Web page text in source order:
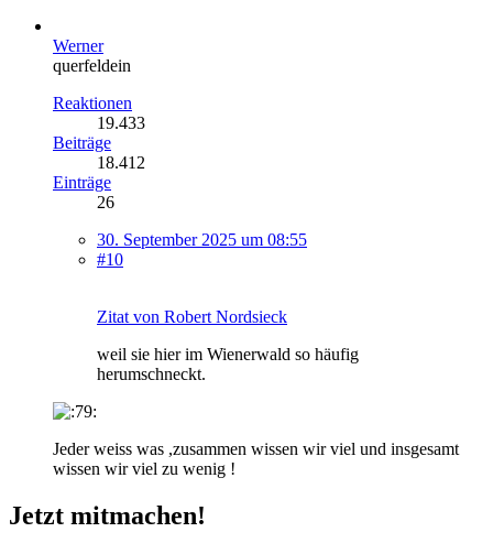
Werner
querfeldein
Reaktionen
19.433
Beiträge
18.412
Einträge
26
30. September 2025 um 08:55
#10
Zitat von Robert Nordsieck
weil sie hier im Wienerwald so häufig
herumschneckt.
Jeder weiss was ,zusammen wissen wir viel und insgesamt
wissen wir viel zu wenig !
Jetzt mitmachen!